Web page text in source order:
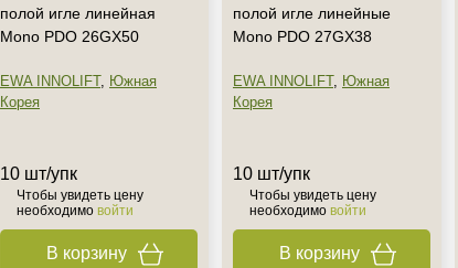
полой игле линейная
Mono PDO 26GX50
EWA INNOLIFT, Южная
Корея
10 шт/упк
Чтобы увидеть цену
необходимо войти
В корзину
полой игле линейные
Mono PDO 27GX38
EWA INNOLIFT, Южная
Корея
10 шт/упк
Чтобы увидеть цену
необходимо войти
В корзину